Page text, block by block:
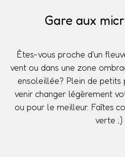
Gare aux
Êtes-vous proche d'un
vent ou dans une zone
ensoleillée? Plein de petits
venir changer légèrement
ou pour le meilleur. Faîtes
verte ;)